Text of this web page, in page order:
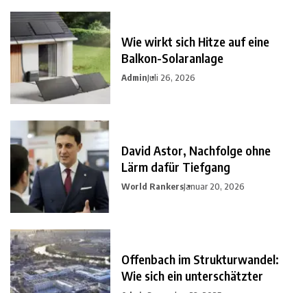
Wie wirkt sich Hitze auf eine
Balkon-Solaranlage
AdminJuli 26, 2026
David Astor, Nachfolge ohne
Lärm dafür Tiefgang
World RankersJanuar 20, 2026
Offenbach im Strukturwandel:
Wie sich ein unterschätzter